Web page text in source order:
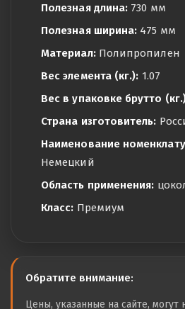
Полезная длина: 730 мм
Полезная ширина: 475 мм
Материал:Полипропилен
Вес элемента (кг.): 1.07
Вес в упаковке брутто
Страна изготовитель:
Наименование
Немецкий
Область применения:
Класс: Премиум
Обратите внимание:
Цены, указанные на сайте, могут